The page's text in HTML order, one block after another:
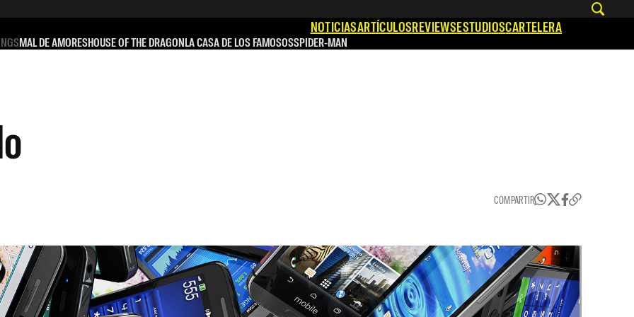
NOTICIASARTÍCULOSREVIEWSESTUDIOSCARTELERA
MAL DE AMORESHOUSE OF THE DRAGONLA CASA DE LOS FAMOSOSSPIDER-MAN
COMPARTIR